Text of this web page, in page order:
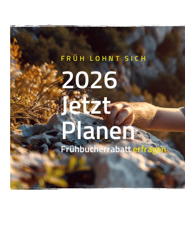
FRÜH LOHNT SICH
2026
Jetzt
Planen
Frühbucherrabatterfragen